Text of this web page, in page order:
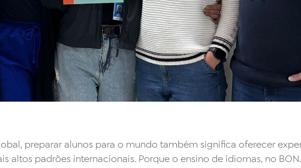
preparar alunos para o mundo também significa oferecer
altos padrões internacionais. Porque o ensino de idiomas, no